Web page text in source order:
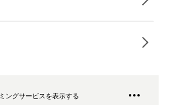
ングサービスを表示する